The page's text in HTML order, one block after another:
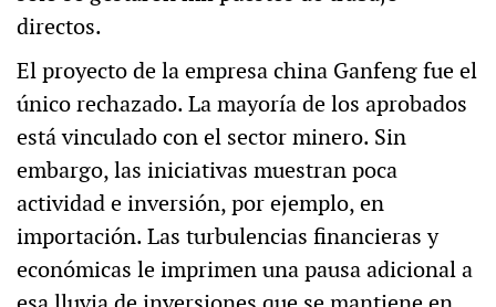
directos.
El proyecto de la empresa china Ganfeng fue el
único rechazado. La mayoría de los aprobados
está vinculado con el sector minero. Sin
embargo, las iniciativas muestran poca
actividad e inversión, por ejemplo, en
importación. Las turbulencias financieras y
económicas le imprimen una pausa adicional a